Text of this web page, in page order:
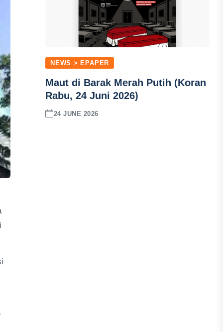
NEWS > EPAPER
Maut di Barak Merah Putih (Koran
Rabu, 24 Juni 2026)
24 JUNE 2026